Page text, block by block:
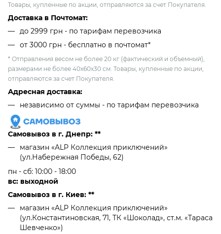
Товары, купленные по акции, отправляются за счет Покупателя.
Доставка в Почтомат:
до 2999 грн - по тарифам перевозчика
от 3000 грн - бесплатно в почтомат*
* Отправления весом не более 20 кг (фактический и объемный),
размерами не более 40х60х30 см. Товары, купленные по акции,
отправляются за счет Покупателя.
Адресная доставка:
независимо от cуммы - по тарифам перевозчика
Самовывоз в г. Днепр: **
магазин «ALP Коллекция приключений»
(ул.Набережная Победы, 62)
пн - сб: 10:00 - 18:00
вс: выходной
Самовывоз в г. Киев: **
магазин «ALP Коллекция приключений»
(ул.Константиновская, 71, ТК «Шоколад», ст.м. «Тараса
Шевченко»)